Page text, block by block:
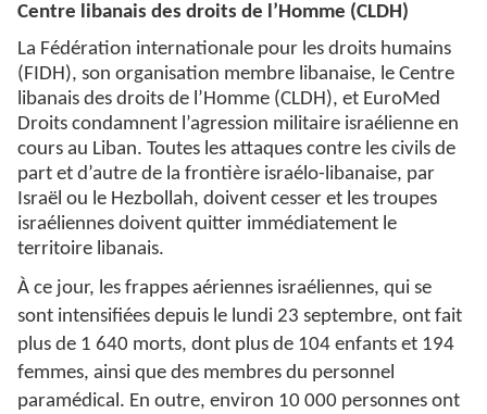
Centre libanais des droits de l’Homme (CLDH)
La Fédération internationale pour les droits humains
(FIDH), son organisation membre libanaise, le Centre
libanais des droits de l’Homme (CLDH), et EuroMed
Droits condamnent l’agression militaire israélienne en
cours au Liban. Toutes les attaques contre les civils de
part et d’autre de la frontière israélo-libanaise, par
Israël ou le Hezbollah, doivent cesser et les troupes
israéliennes doivent quitter immédiatement le
territoire libanais.
À ce jour, les frappes aériennes israéliennes, qui se
sont intensifiées depuis le lundi 23 septembre, ont fait
plus de 1 640 morts, dont plus de 104 enfants et 194
femmes, ainsi que des membres du personnel
paramédical. En outre, environ 10 000 personnes ont